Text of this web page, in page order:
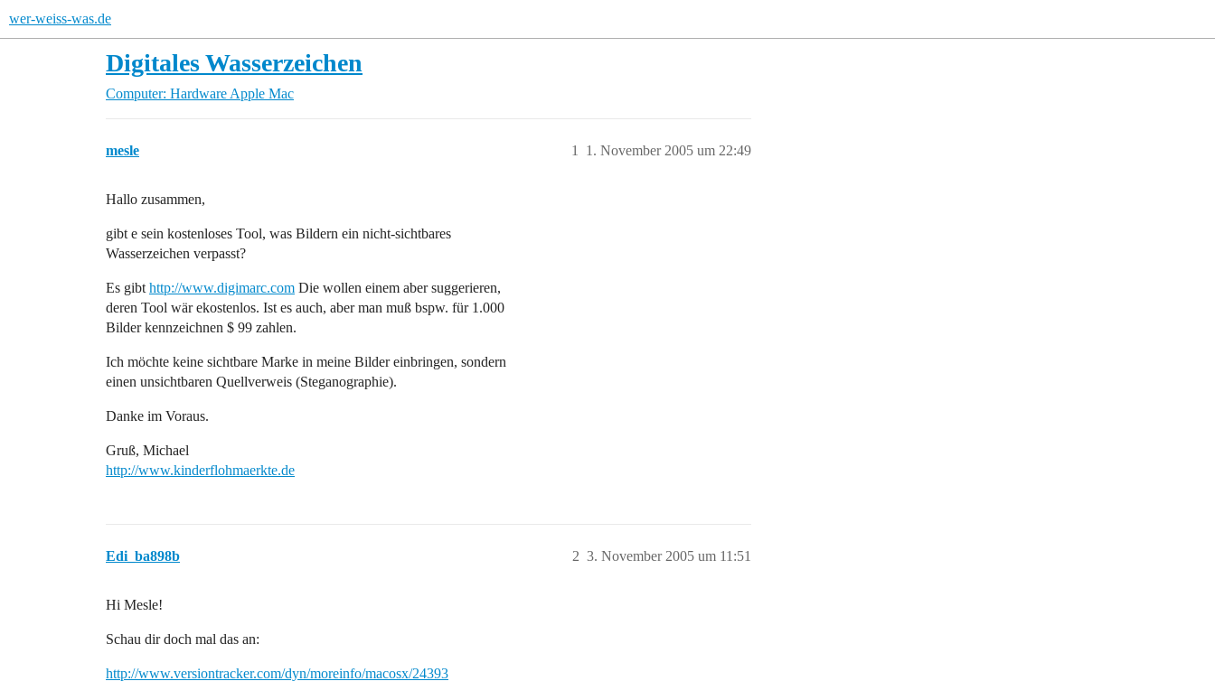
wer-weiss-was.de
Digitales Wasserzeichen
Computer: Hardware Apple Mac
mesle 1. November 2005 um 22:49
1
Hallo zusammen,
gibt e sein kostenloses Tool, was Bildern ein nicht-sichtbares
Wasserzeichen verpasst?
Es gibt http://www.digimarc.com Die wollen einem aber suggerieren,
deren Tool wär ekostenlos. Ist es auch, aber man muß bspw. für 1.000
Bilder kennzeichnen $ 99 zahlen.
Ich möchte keine sichtbare Marke in meine Bilder einbringen, sondern
einen unsichtbaren Quellverweis (Steganographie).
Danke im Voraus.
Gruß, Michael
http://www.kinderflohmaerkte.de
Edi_ba898b 3. November 2005 um 11:51
2
Hi Mesle!
Schau dir doch mal das an:
http://www.versiontracker.com/dyn/moreinfo/macosx/24393